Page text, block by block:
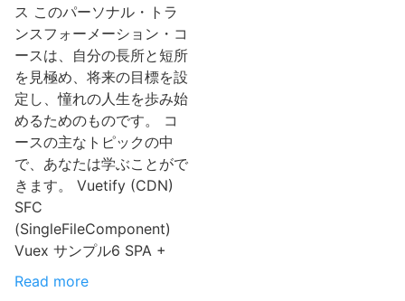
ス このパーソナル・トラ
ンスフォーメーション・コ
ースは、自分の長所と短所
を見極め、将来の目標を設
定し、憧れの人生を歩み始
めるためのものです。 コ
ースの主なトピックの中
で、あなたは学ぶことがで
きます。 Vuetify (CDN)
SFC
(SingleFileComponent)
Vuex サンプル6 SPA +
Read more